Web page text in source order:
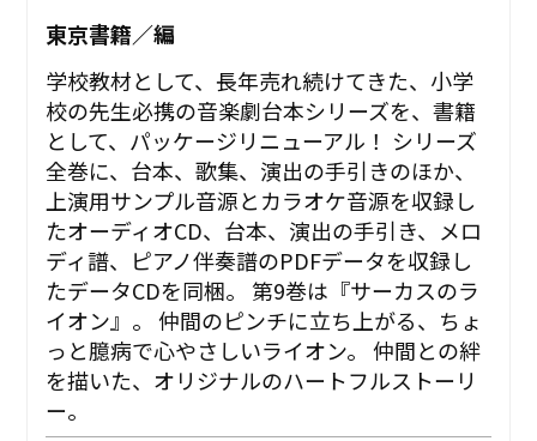
東京書籍／編
学校教材として、長年売れ続けてきた、小学
校の先生必携の音楽劇台本シリーズを、書籍
として、パッケージリニューアル！ シリーズ
全巻に、台本、歌集、演出の手引きのほか、
上演用サンプル音源とカラオケ音源を収録し
たオーディオCD、台本、演出の手引き、メロ
ディ譜、ピアノ伴奏譜のPDFデータを収録し
たデータCDを同梱。 第9巻は『サーカスのラ
イオン』。 仲間のピンチに立ち上がる、ちょ
っと臆病で心やさしいライオン。 仲間との絆
を描いた、オリジナルのハートフルストーリ
ー。